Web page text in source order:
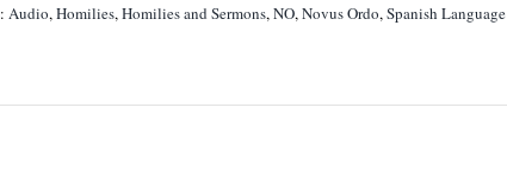
Audio,Homilies,Homilies and Sermons,NO,Novus Ordo,Spanish Language